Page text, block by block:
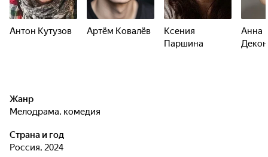
Антон Кутузов Артём Ковалёв
Ксения
Паршина
Анна
Жанр
мелодрама, комедия
Страна и год
Россия, 2024